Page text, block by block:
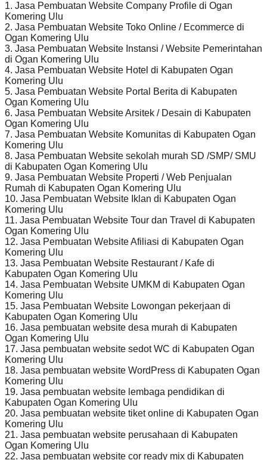
1. Jasa Pembuatan Website Company Profile di Ogan
Komering Ulu
2. Jasa Pembuatan Website Toko Online / Ecommerce di
Ogan Komering Ulu
3. Jasa Pembuatan Website Instansi / Website Pemerintahan
di Ogan Komering Ulu
4. Jasa Pembuatan Website Hotel di Kabupaten Ogan
Komering Ulu
5. Jasa Pembuatan Website Portal Berita di Kabupaten
Ogan Komering Ulu
6. Jasa Pembuatan Website Arsitek / Desain di Kabupaten
Ogan Komering Ulu
7. Jasa Pembuatan Website Komunitas di Kabupaten Ogan
Komering Ulu
8. Jasa Pembuatan Website sekolah murah SD /SMP/ SMU
di Kabupaten Ogan Komering Ulu
9. Jasa Pembuatan Website Properti / Web Penjualan
Rumah di Kabupaten Ogan Komering Ulu
10. Jasa Pembuatan Website Iklan di Kabupaten Ogan
Komering Ulu
11. Jasa Pembuatan Website Tour dan Travel di Kabupaten
Ogan Komering Ulu
12. Jasa Pembuatan Website Afiliasi di Kabupaten Ogan
Komering Ulu
13. Jasa Pembuatan Website Restaurant / Kafe di
Kabupaten Ogan Komering Ulu
14. Jasa Pembuatan Website UMKM di Kabupaten Ogan
Komering Ulu
15. Jasa Pembuatan Website Lowongan pekerjaan di
Kabupaten Ogan Komering Ulu
16. Jasa pembuatan website desa murah di Kabupaten
Ogan Komering Ulu
17. Jasa pembuatan website sedot WC di Kabupaten Ogan
Komering Ulu
18. Jasa pembuatan website WordPress di Kabupaten Ogan
Komering Ulu
19. Jasa pembuatan website lembaga pendidikan di
Kabupaten Ogan Komering Ulu
20. Jasa pembuatan website tiket online di Kabupaten Ogan
Komering Ulu
21. Jasa pembuatan website perusahaan di Kabupaten
Ogan Komering Ulu
22. Jasa pembuatan website cor ready mix di Kabupaten